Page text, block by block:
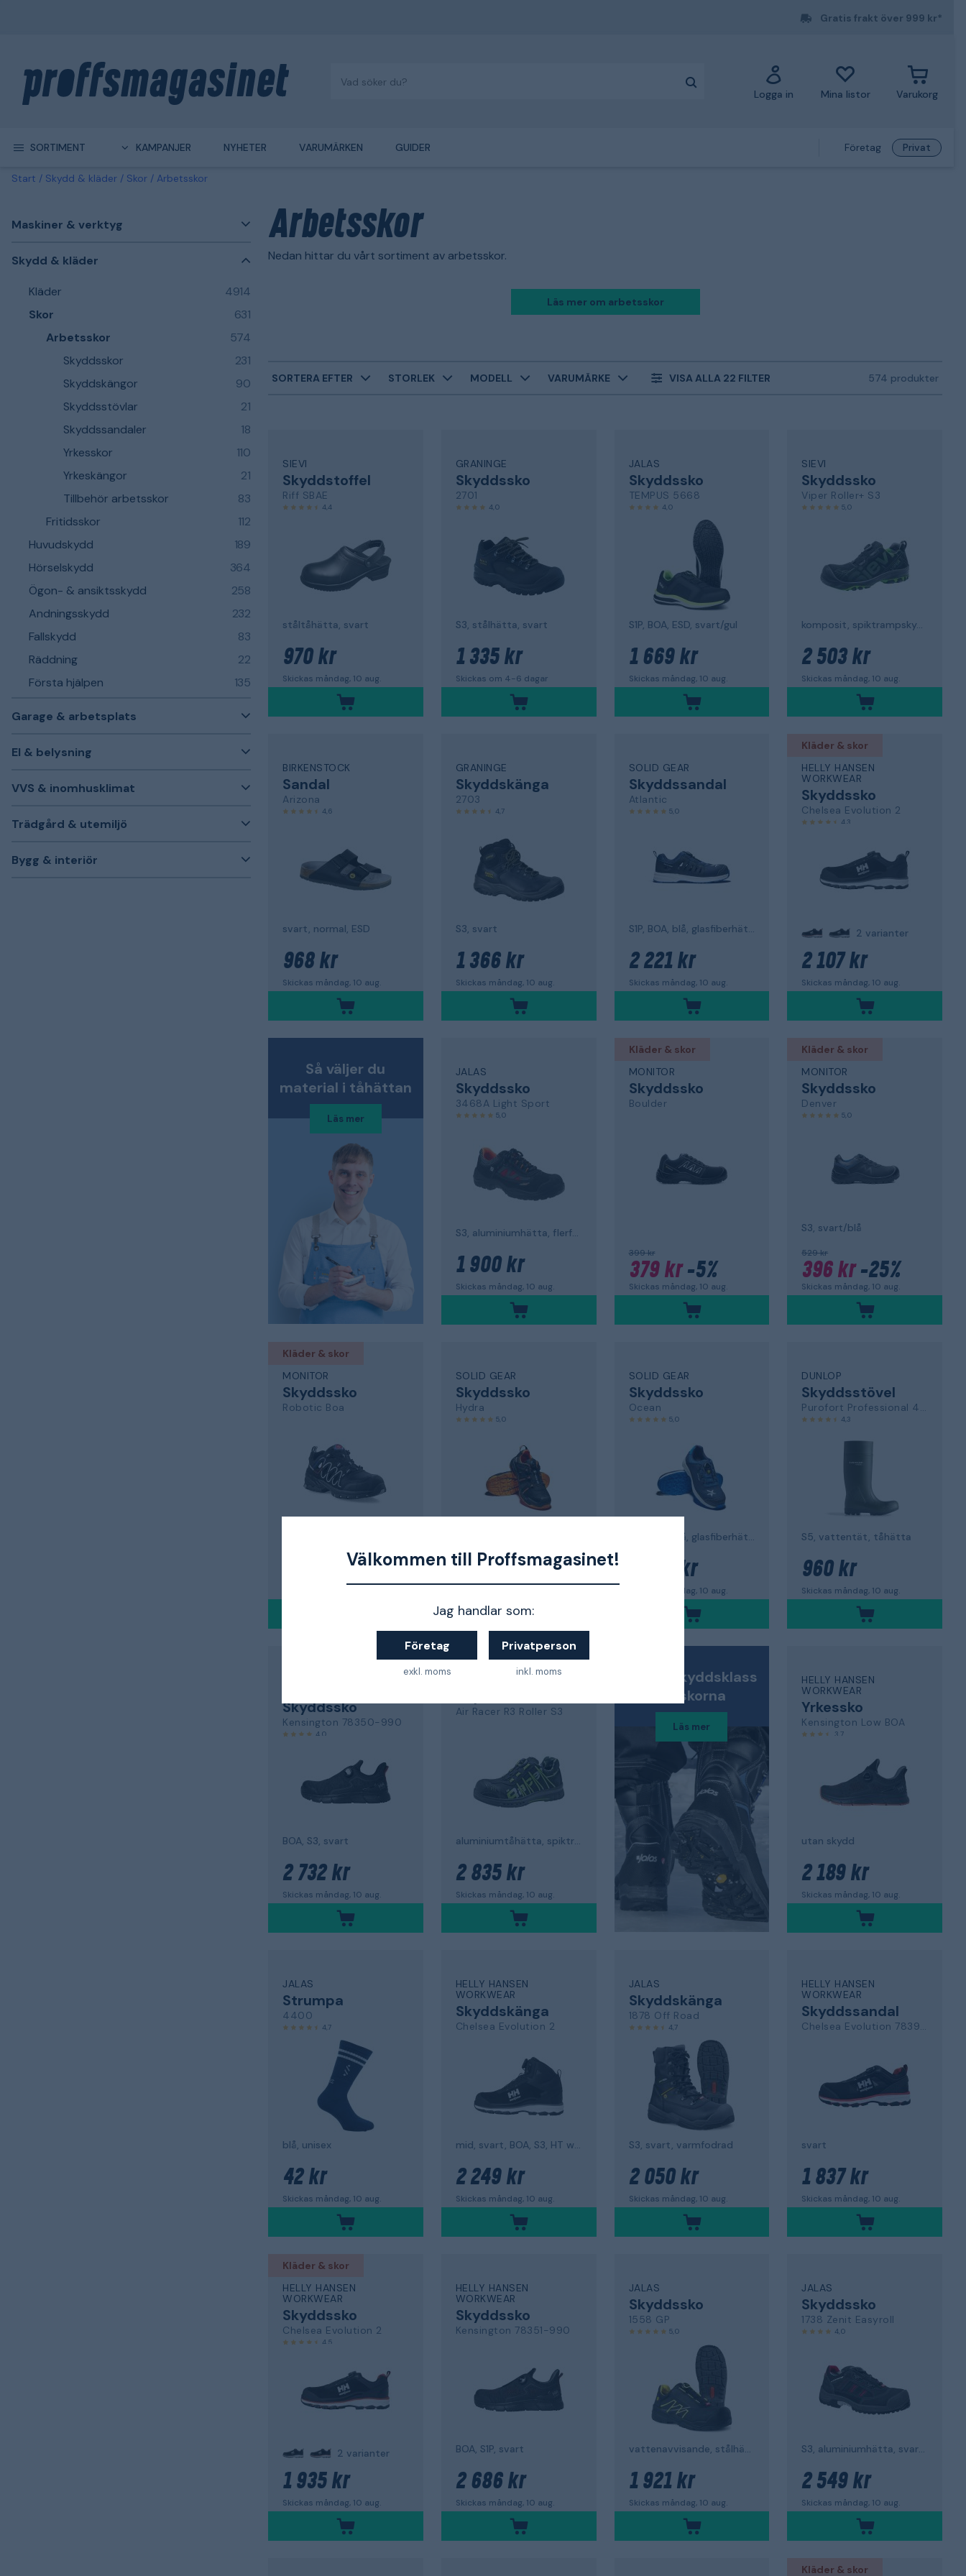
Välkommen till Proffsmagasinet!
Jag handlar som:
Företag
exkl. moms
Privatperson
inkl. moms
Gratis frakt över 999 kr*
Logga in Mina listor Varukorg
SORTIMENT KAMPANJER NYHETER VARUMÄRKEN GUIDER Företag Privat
Start Skydd & kläder Skor Arbetsskor
Maskiner & verktyg
Skydd & kläder
Kläder
4914
Skor
631
Arbetsskor
574
Skyddsskor
231
Skyddskängor
90
Skyddsstövlar
21
Skyddssandaler
18
Yrkesskor
110
Yrkeskängor
21
Tillbehör arbetsskor
83
Fritidsskor
112
Huvudskydd
189
Hörselskydd
364
Ögon- & ansiktsskydd
258
Andningsskydd
232
Fallskydd
83
Räddning
22
Första hjälpen
135
Garage & arbetsplats
El & belysning
VVS & inomhusklimat
Trädgård & utemiljö
Bygg & interiör
Arbetsskor
Nedan hittar du vårt sortiment av arbetsskor.
Läs mer om arbetsskor
SORTERA EFTER STORLEK MODELL VARUMÄRKE VISA ALLA 22 FILTER 574 produkter
SIEVI
Skyddstoffel
Riff SBAE
4,4
ståltåhätta, svart
970 kr
Skickas måndag, 10 aug.
GRANINGE
Skyddssko
2701
4,0
S3, stålhätta, svart
1 335 kr
Skickas om 4-6 dagar
JALAS
Skyddssko
TEMPUS 5668
4,0
S1P, BOA, ESD, svart/gul
1 669 kr
Skickas måndag, 10 aug.
SIEVI
Skyddssko
Viper Roller+ S3
5,0
komposit, spiktrampskydd, svart/grön
2 503 kr
Skickas måndag, 10 aug.
BIRKENSTOCK
Sandal
Arizona
4,6
svart, normal, ESD
968 kr
Skickas måndag, 10 aug.
GRANINGE
Skyddskänga
2703
4,7
S3, svart
1 366 kr
Skickas måndag, 10 aug.
SOLID GEAR
Skyddssandal
Atlantic
5,0
S1P, BOA, blå, glasfiberhätta
2 221 kr
Skickas måndag, 10 aug.
Kläder & skor
HELLY HANSEN
WORKWEAR
Skyddssko
Chelsea Evolution 2
4,3
2 varianter
2 107 kr
Skickas måndag, 10 aug.
Så väljer du
material i tåhättan
Läs mer
JALAS
Skyddssko
3468A Light Sport
5,0
S3, aluminiumhätta, flerfärgad
1 900 kr
Skickas måndag, 10 aug.
Kläder & skor
MONITOR
Skyddssko
Boulder
399 kr
379 kr-5%
Skickas måndag, 10 aug.
Kläder & skor
MONITOR
Skyddssko
Denver
5,0
S3, svart/blå
529 kr
396 kr-25%
Skickas måndag, 10 aug.
Kläder & skor
MONITOR
Skyddssko
Robotic Boa
SOLID GEAR
Skyddssko
Hydra
5,0
3 403 kr
SOLID GEAR
Skyddssko
Ocean
5,0
S1P, BOA, blå, glasfiberhätta
2 238 kr
Skickas måndag, 10 aug.
DUNLOP
Skyddsstövel
Purofort Professional 462933
4,3
S5, vattentät, tåhätta
960 kr
Skickas måndag, 10 aug.
Skyddssko
Kensington 78350-990
4,0
BOA, S3, svart
2 732 kr
Skickas måndag, 10 aug.
Air Racer R3 Roller S3
aluminiumtåhätta, spiktrampskydd
2 835 kr
Skickas måndag, 10 aug.
Vilken skyddsklass
på skorna
Läs mer
HELLY HANSEN
WORKWEAR
Yrkessko
Kensington Low BOA
3,7
utan skydd
2 189 kr
Skickas måndag, 10 aug.
JALAS
Strumpa
4400
4,7
blå, unisex
42 kr
Skickas måndag, 10 aug.
HELLY HANSEN
WORKWEAR
Skyddskänga
Chelsea Evolution 2
mid, svart, BOA, S3, HT wide
2 249 kr
Skickas måndag, 10 aug.
JALAS
Skyddskänga
1878 Off Road
4,7
S3, svart, varmfodrad
2 050 kr
Skickas måndag, 10 aug.
HELLY HANSEN
WORKWEAR
Skyddssandal
Chelsea Evolution 78393_992
svart
1 837 kr
Skickas måndag, 10 aug.
Kläder & skor
HELLY HANSEN
WORKWEAR
Skyddssko
Chelsea Evolution 2
4,5
2 varianter
1 935 kr
Skickas måndag, 10 aug.
HELLY HANSEN
WORKWEAR
Skyddssko
Kensington 78351-990
BOA, S1P, svart
2 686 kr
Skickas måndag, 10 aug.
JALAS
Skyddssko
1558 GP
5,0
vattenavvisande, stålhätta
1 921 kr
Skickas måndag, 10 aug.
JALAS
Skyddssko
1738 Zenit Easyroll
4,0
S3, aluminiumhätta, svart/röd
2 549 kr
Skickas måndag, 10 aug.
Kläder & skor